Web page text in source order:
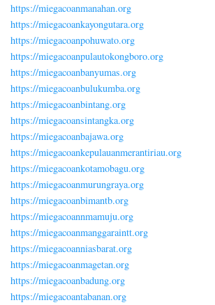
https://miegacoanmanahan.org
https://miegacoankayongutara.org
https://miegacoanpohuwato.org
https://miegacoanpulautokongboro.org
https://miegacoanbanyumas.org
https://miegacoanbulukumba.org
https://miegacoanbintang.org
https://miegacoansintangka.org
https://miegacoanbajawa.org
https://miegacoankepulauanmerantiriau.org
https://miegacoankotamobagu.org
https://miegacoanmurungraya.org
https://miegacoanbimantb.org
https://miegacoannmamuju.org
https://miegacoanmanggaraintt.org
https://miegacoanniasbarat.org
https://miegacoanmagetan.org
https://miegacoanbadung.org
https://miegacoantabanan.org